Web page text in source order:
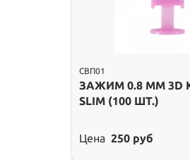
СВП01
ЗАЖИМ 0.8 ММ 3D
SLIM (100 ШТ.)
Цена 250 руб